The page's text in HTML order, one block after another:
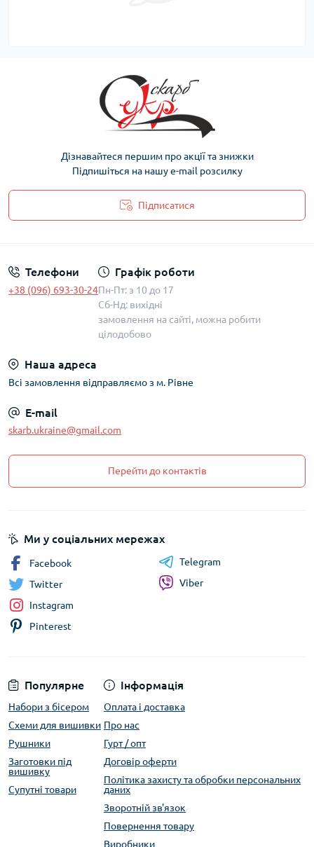
Дізнавайтеся першим про акції та знижки
Підпишіться на нашу e-mail розсилку
Підписатися
Телефони
+38 (096) 693-30-24
Графік роботи
Пн-Пт: з 10 до 17
Сб-Нд: вихідні
замовлення на сайті, можна робити
цілодобово
Наша адреса
Всі замовлення відправляємо з м. Рівне
E-mail
skarb.ukraine@gmail.com
Перейти до контактів
Популярне
Набори з бісером
Схеми для вишивки
Рушники
Заготовки під
вишивку
Супутні товари
Інформація
Оплата і доставка
Про нас
Гурт / опт
Договір оферти
Політика захисту та обробки персональних
даних
Зворотній зв'язок
Повернення товару
Виробники
Ми у соціальних мережах
Facebook
Twitter
Instagram
Pinterest
Telegram
Viber